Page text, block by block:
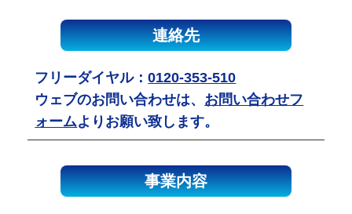
連絡先
フリーダイヤル：0120-353-510
ウェブのお問い合わせは、 お問い合わせフ
ォームよりお願い致します。
事業内容